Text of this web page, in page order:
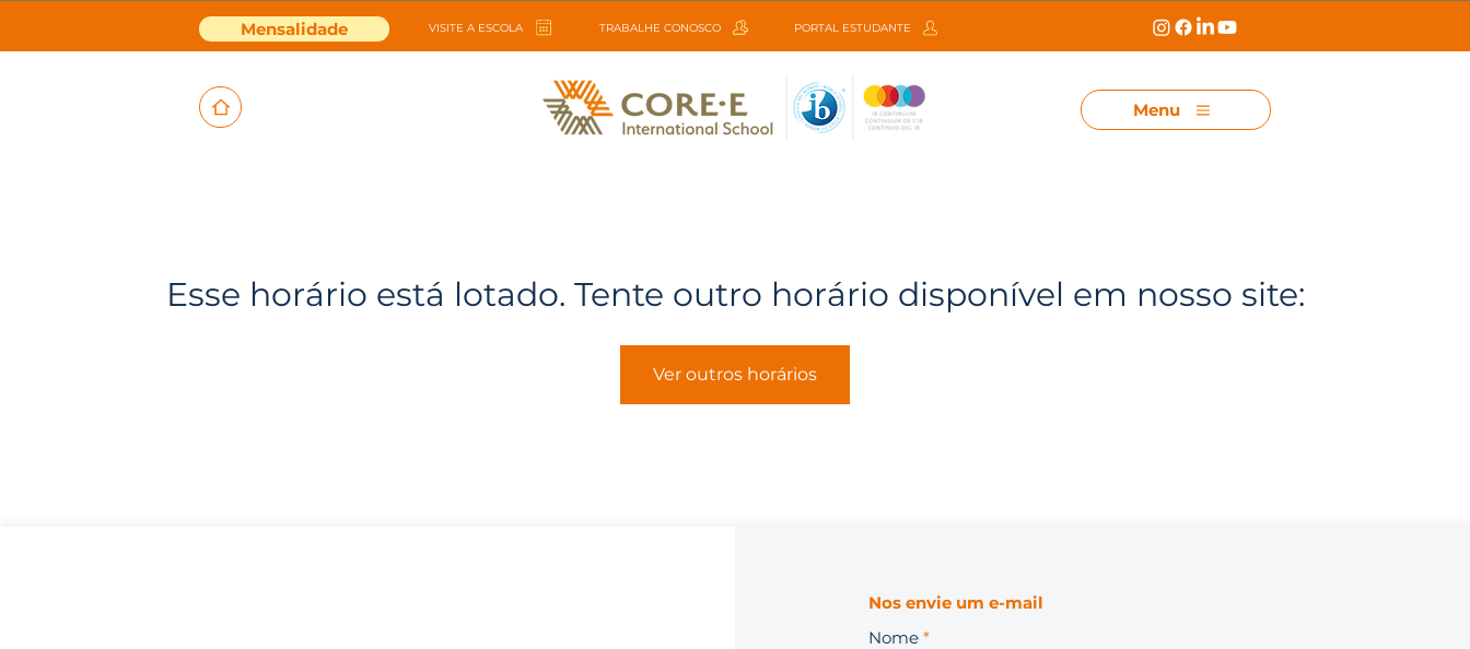
Mensalidade VISITE A ESCOLA TRABALHE CONOSCO PORTAL ESTUDANTE
Menu
Esse horário está lotado. Tente outro horário disponível em nosso site:
Ver outros horários
Nos envie um e-mail
Nome